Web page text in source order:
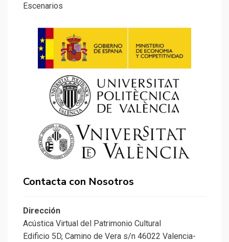
Escenarios
Contacta con Nosotros
Dirección
Acústica Virtual del Patrimonio Cultural
Edificio 5D, Camino de Vera s/n 46022 Valencia-